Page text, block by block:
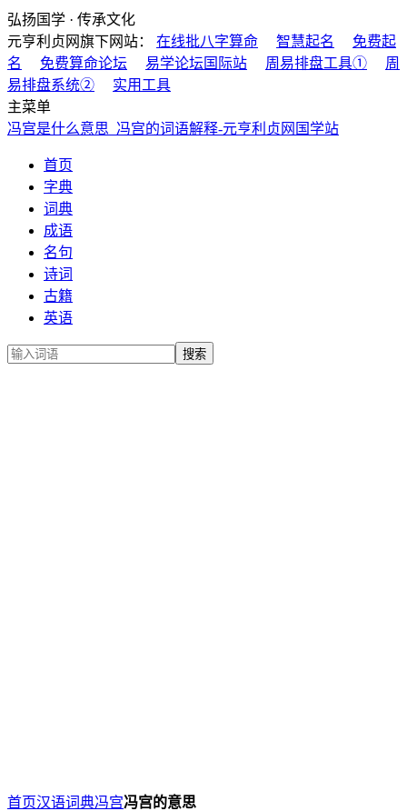
弘扬国学 · 传承文化
元亨利贞网旗下网站： 在线批八字算命 智慧起名
免费起
名
免费算命论坛 易学论坛国际站 周易排盘工具①
周
易排盘系统②
实用工具
主菜单
冯宫是什么意思_冯宫的词语解释-元亨利贞网国学站
首页
字典
词典
成语
名句
诗词
古籍
英语
首页汉语词典冯宫冯宫的意思